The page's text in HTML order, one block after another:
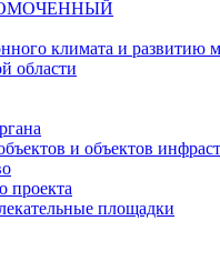
климата и развитию
области
и объектов
проекта
площадки